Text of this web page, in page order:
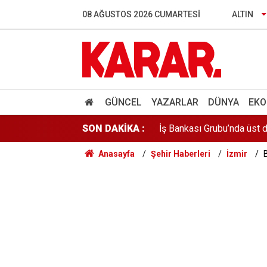
08 AĞUSTOS 2026 CUMARTESI ALTIN
GÜNCEL YAZARLAR DÜNYA
SON DAKİKA :
Gazeteci ve yazar Halit
İstanbul'da gece boyu
İş Bankası Grubu’nda üst
ÖSYM'den kalp
Rusya açıklarındaki Türk
Anasayfa Şehir Haberleri İzmir